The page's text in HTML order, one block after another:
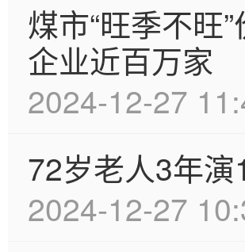
煤市“旺季不旺
企业近百万家
2024-12-27
72岁老人3年
2024-12-27